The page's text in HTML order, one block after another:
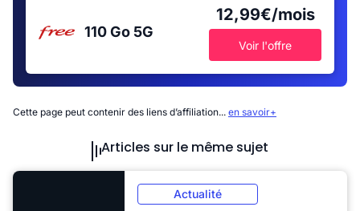
110 Go 5G
12,99€/mois
Voir l'offre
Cette page peut contenir des liens d’affiliation... en savoir+
Articles sur le même sujet
Actualité